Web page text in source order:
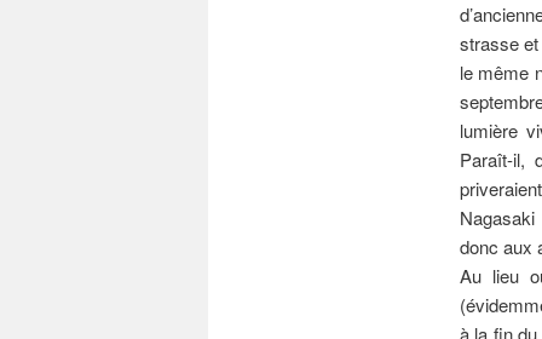
strasse
le même
lumière
Paraît-il,
donc aux
Au lieu
à la fin